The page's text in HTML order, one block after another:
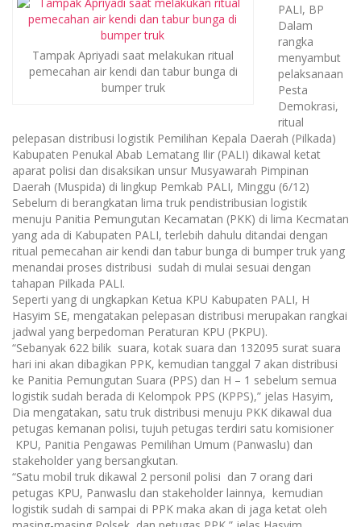
Tampak Apriyadi saat melakukan ritual
pemecahan air kendi dan tabur bunga di
bumper truk
PALI, BP
Dalam
rangka
menyambut
pelaksanaan
Pesta
Demokrasi,
ritual
pelepasan distribusi logistik Pemilihan Kepala Daerah (Pilkada)
Kabupaten Penukal Abab Lematang Ilir (PALI) dikawal ketat
aparat polisi dan disaksikan unsur Musyawarah Pimpinan
Daerah (Muspida) di lingkup Pemkab PALI, Minggu (6/12)
Sebelum di berangkatan lima truk pendistribusian logistik
menuju Panitia Pemungutan Kecamatan (PKK) di lima Kecmatan
yang ada di Kabupaten PALI, terlebih dahulu ditandai dengan
ritual pemecahan air kendi dan tabur bunga di bumper truk yang
menandai proses distribusi sudah di mulai sesuai dengan
tahapan Pilkada PALI.
Seperti yang di ungkapkan Ketua KPU Kabupaten PALI, H
Hasyim SE, mengatakan pelepasan distribusi merupakan rangkai
jadwal yang berpedoman Peraturan KPU (PKPU).
“Sebanyak 622 bilik suara, kotak suara dan 132095 surat suara
hari ini akan dibagikan PPK, kemudian tanggal 7 akan distribusi
ke Panitia Pemungutan Suara (PPS) dan H – 1 sebelum semua
logistik sudah berada di Kelompok PPS (KPPS),” jelas Hasyim,
Dia mengatakan, satu truk distribusi menuju PKK dikawal dua
petugas kemanan polisi, tujuh petugas terdiri satu komisioner
KPU, Panitia Pengawas Pemilihan Umum (Panwaslu) dan
stakeholder yang bersangkutan.
“Satu mobil truk dikawal 2 personil polisi dan 7 orang dari
petugas KPU, Panwaslu dan stakeholder lainnya, kemudian
logistik sudah di sampai di PPK maka akan di jaga ketat oleh